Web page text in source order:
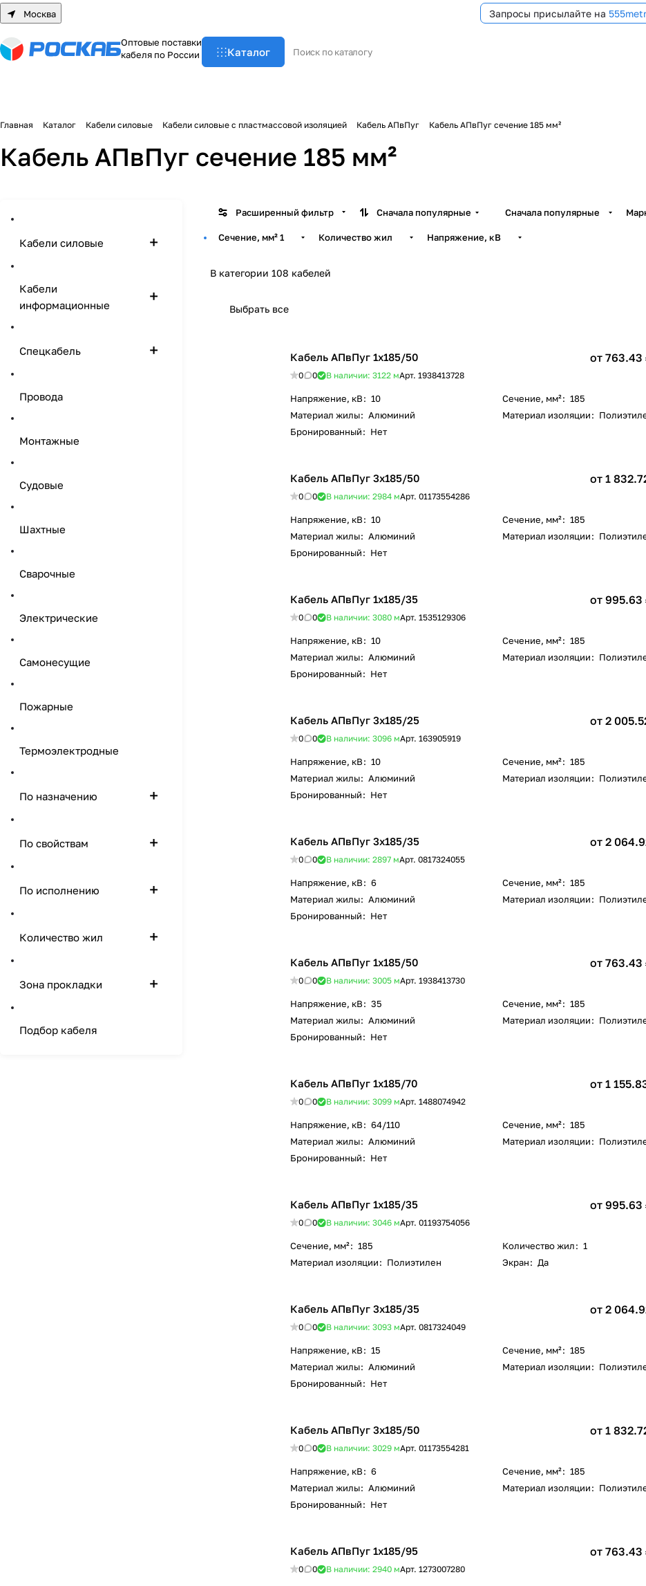
Москва Запросы присылайте на
Оптовые поставки
кабеля по России
Каталог
Главная Каталог Кабели силовые Кабели силовые с пластмассовой изоляцией Кабель АПвПуг Кабель АПвПуг сечение 185 мм²
Кабель АПвПуг сечение 185 мм²
Расширенный фильтр Сначала популярные Сначала популярные
Сечение, мм²1 Количество жил Напряжение, кВ
В категории 108 кабелей
Выбрать все
Кабель АПвПуг 1х185/50
0 0 В наличии: 3122 мАрт. 1938413728
от 763.43
Напряжение, кВ: 10 Сечение, мм²: 185
Материал жилы: Алюминий Материал изоляции:
Бронированный: Нет
Кабель АПвПуг 3х185/50
0 0 В наличии: 2984 мАрт. 01173554286
от 1
Напряжение, кВ: 10 Сечение, мм²: 185
Материал жилы: Алюминий Материал изоляции:
Бронированный: Нет
Кабель АПвПуг 1х185/35
0 0 В наличии: 3080 мАрт. 1535129306
от 995.63
Напряжение, кВ: 10 Сечение, мм²: 185
Материал жилы: Алюминий Материал изоляции:
Бронированный: Нет
Кабель АПвПуг 3х185/25
0 0 В наличии: 3096 мАрт. 163905919
от 2
Напряжение, кВ: 10 Сечение, мм²: 185
Материал жилы: Алюминий Материал изоляции:
Бронированный: Нет
Кабель АПвПуг 3х185/35
0 0 В наличии: 2897 мАрт. 0817324055
от 2
Напряжение, кВ: 6 Сечение, мм²: 185
Материал жилы: Алюминий Материал изоляции:
Бронированный: Нет
Кабель АПвПуг 1х185/50
0 0 В наличии: 3005 мАрт. 1938413730
от 763.43
Напряжение, кВ: 35 Сечение, мм²: 185
Материал жилы: Алюминий Материал изоляции:
Бронированный: Нет
Кабель АПвПуг 1х185/70
0 0 В наличии: 3099 мАрт. 1488074942
от 1
Напряжение, кВ: 64/110 Сечение, мм²: 185
Материал жилы: Алюминий Материал изоляции:
Бронированный: Нет
Кабель АПвПуг 1х185/35
0 0 В наличии: 3046 мАрт. 01193754056
от 995.63
Сечение, мм²: 185 Количество жил: 1
Материал изоляции: Полиэтилен Экран: Да
Кабель АПвПуг 3х185/35
0 0 В наличии: 3093 мАрт. 0817324049
от 2
Напряжение, кВ: 15 Сечение, мм²: 185
Материал жилы: Алюминий Материал изоляции:
Бронированный: Нет
Кабель АПвПуг 3х185/50
0 0 В наличии: 3029 мАрт. 01173554281
от 1
Напряжение, кВ: 6 Сечение, мм²: 185
Материал жилы: Алюминий Материал изоляции:
Бронированный: Нет
Кабель АПвПуг 1х185/95
0 0 В наличии: 2940 мАрт. 1273007280
от 763.43
Кабели силовые
Кабели
информационные
Спецкабель
Провода
Монтажные
Судовые
Шахтные
Сварочные
Электрические
Самонесущие
Пожарные
Термоэлектродные
По назначению
По свойствам
По исполнению
Количество жил
Зона прокладки
Подбор кабеля